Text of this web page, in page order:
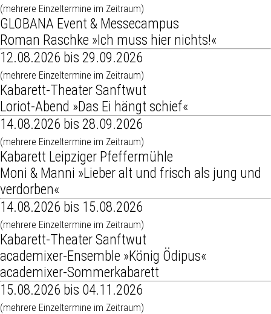
(mehrere Einzeltermine im Zeitraum)
GLOBANA Event & Messecampus
Roman Raschke »Ich muss hier nichts!«
12.08.2026 bis 29.09.2026
(mehrere Einzeltermine im Zeitraum)
Kabarett-Theater Sanftwut
Loriot-Abend »Das Ei hängt schief«
14.08.2026 bis 28.09.2026
(mehrere Einzeltermine im Zeitraum)
Kabarett Leipziger Pfeffermühle
Moni & Manni »Lieber alt und frisch als jung und
verdorben«
14.08.2026 bis 15.08.2026
(mehrere Einzeltermine im Zeitraum)
Kabarett-Theater Sanftwut
academixer-Ensemble »König Ödipus«
academixer-Sommerkabarett
15.08.2026 bis 04.11.2026
(mehrere Einzeltermine im Zeitraum)